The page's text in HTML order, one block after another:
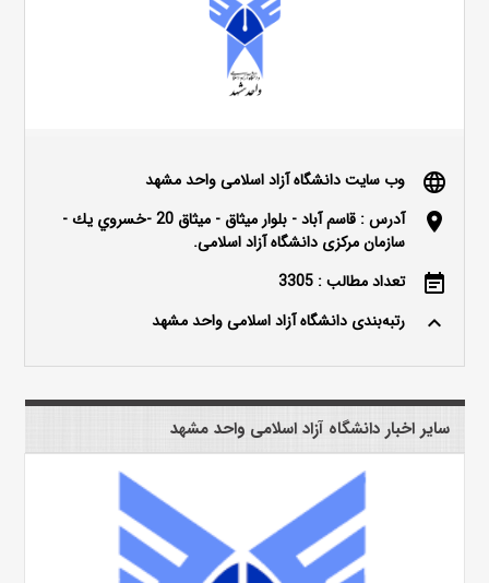
language وب سایت دانشگاه آزاد اسلامی واحد مشهد
location_on
آدرس : قاسم آباد - بلوار ميثاق - ميثاق 20 -خسروي يك -
سازمان مرکزی دانشگاه آزاد اسلامی.
event_note تعداد مطالب : 3305
keyboard_arrow_up رتبه‌بندی دانشگاه آزاد اسلامی واحد مشهد
سایر اخبار دانشگاه آزاد اسلامی واحد مشهد